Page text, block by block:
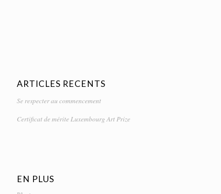
ARTICLES RECENTS
Se respecter au commencement
Certificat de mérite Luxembourg Art Prize
EN PLUS